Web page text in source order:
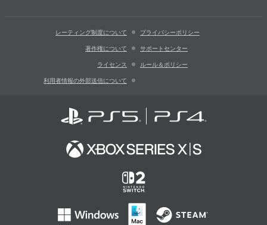
レーティング制度について プライバシーポリシー
著作権について サポートセンター
ライセンス ルール＆ポリシー
利用者情報の外部送信について